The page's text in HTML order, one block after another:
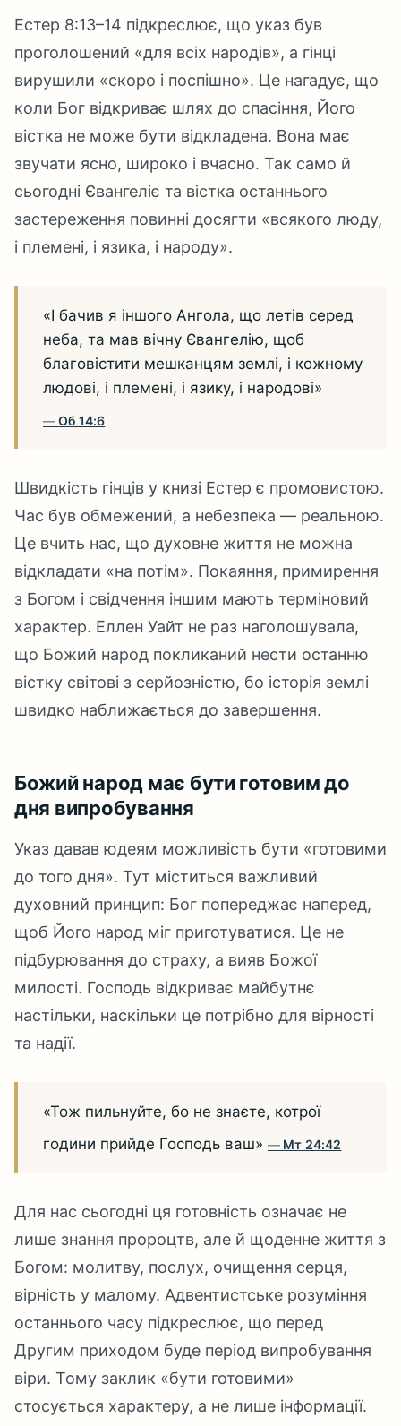
Естер 8:13–14 підкреслює, що указ був
проголошений «для всіх народів», а гінці
вирушили «скоро і поспішно». Це нагадує, що
коли Бог відкриває шлях до спасіння, Його
вістка не може бути відкладена. Вона має
звучати ясно, широко і вчасно. Так само й
сьогодні Євангеліє та вістка останнього
застереження повинні досягти «всякого люду,
і племені, і язика, і народу».
«І бачив я іншого Ангола, що летів серед
неба, та мав вічну Євангелію, щоб
благовістити мешканцям землі, і кожному
людові, і племені, і язику, і народові»
Об 14:6
Швидкість гінців у книзі Естер є промовистою.
Час був обмежений, а небезпека — реальною.
Це вчить нас, що духовне життя не можна
відкладати «на потім». Покаяння, примирення
з Богом і свідчення іншим мають терміновий
характер. Еллен Уайт не раз наголошувала,
що Божий народ покликаний нести останню
вістку світові з серйозністю, бо історія землі
швидко наближається до завершення.
Божий народ має бути готовим до
дня випробування
Указ давав юдеям можливість бути «готовими
до того дня». Тут міститься важливий
духовний принцип: Бог попереджає наперед,
щоб Його народ міг приготуватися. Це не
підбурювання до страху, а вияв Божої
милості. Господь відкриває майбутнє
настільки, наскільки це потрібно для вірності
та надії.
«Тож пильнуйте, бо не знаєте, котрої
години прийде Господь ваш»
Мт 24:42
Для нас сьогодні ця готовність означає не
лише знання пророцтв, але й щоденне життя з
Богом: молитву, послух, очищення серця,
вірність у малому. Адвентистське розуміння
останнього часу підкреслює, що перед
Другим приходом буде період випробування
віри. Тому заклик «бути готовими»
стосується характеру, а не лише інформації.